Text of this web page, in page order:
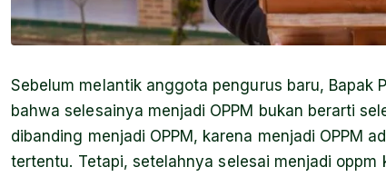
Sebelum melantik anggota pengurus baru, Bapak
bahwa selesainya menjadi OPPM bukan berarti
dibanding menjadi OPPM, karena menjadi OPPM
tertentu. Tetapi, setelahnya selesai menjadi